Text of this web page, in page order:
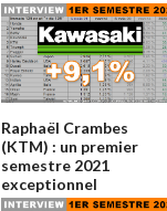
Raphaël Crambes
(KTM) : un premier
semestre 2021
exceptionnel